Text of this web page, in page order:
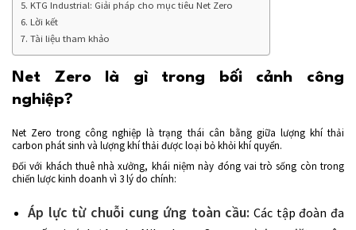
KTG Industrial: Giải pháp cho mục tiêu Net Zero
Lời kết
Tài liệu tham khảo
Net Zero là gì trong bối cảnh công
nghiệp?
Net Zero trong công nghiệp là trạng thái cân bằng giữa lượng khí thải
carbon phát sinh và lượng khí thải được loại bỏ khỏi khí quyển.
Đối với khách thuê nhà xưởng, khái niệm này đóng vai trò sống còn trong
chiến lược kinh doanh vì 3 lý do chính:
Áp lực từ chuỗi cung ứng toàn cầu: Các tập đoàn đa